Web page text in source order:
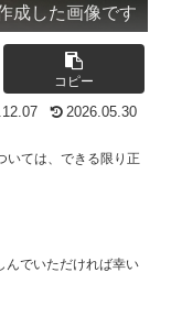
成した画像です
コピー
2026.05.30
いては、できる限り正
んでいただければ幸い